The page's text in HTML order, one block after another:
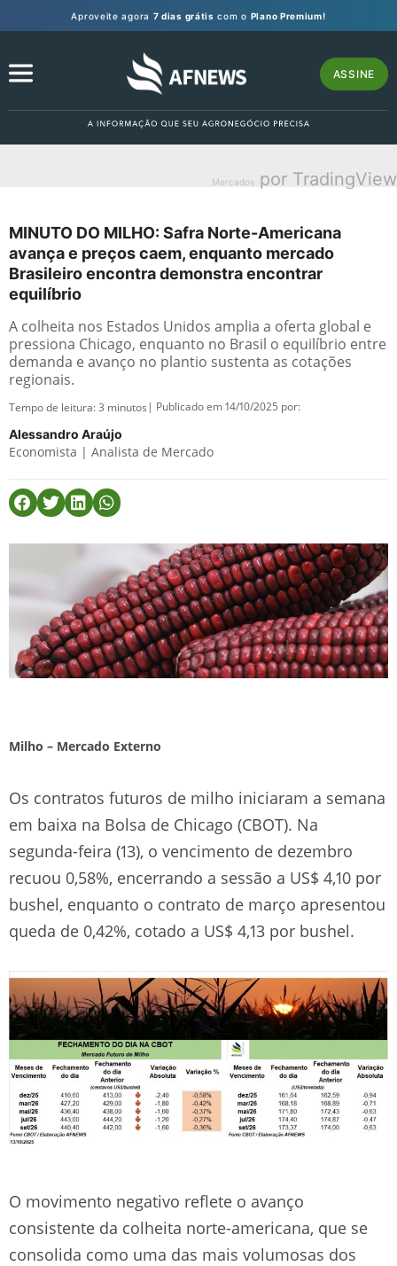
Aproveite agora 7 dias grátis com o Plano Premium!
ASSINE
Mercados por TradingView
MINUTO DO MILHO: Safra Norte-Americana
avança e preços caem, enquanto mercado
Brasileiro encontra demonstra encontrar
equilíbrio
A colheita nos Estados Unidos amplia a oferta global e
pressiona Chicago, enquanto no Brasil o equilíbrio entre
demanda e avanço no plantio sustenta as cotações
regionais.
Tempo de leitura:3 minutos | Publicado em 14/10/2025 por:
Alessandro Araújo
Economista | Analista de Mercado
Milho – Mercado Externo
Os contratos futuros de milho iniciaram a semana
em baixa na Bolsa de Chicago (CBOT). Na
segunda-feira (13), o vencimento de dezembro
recuou 0,58%, encerrando a sessão a US$ 4,10 por
bushel, enquanto o contrato de março apresentou
queda de 0,42%, cotado a US$ 4,13 por bushel.
O movimento negativo reflete o avanço
consistente da colheita norte-americana, que se
consolida como uma das mais volumosas dos